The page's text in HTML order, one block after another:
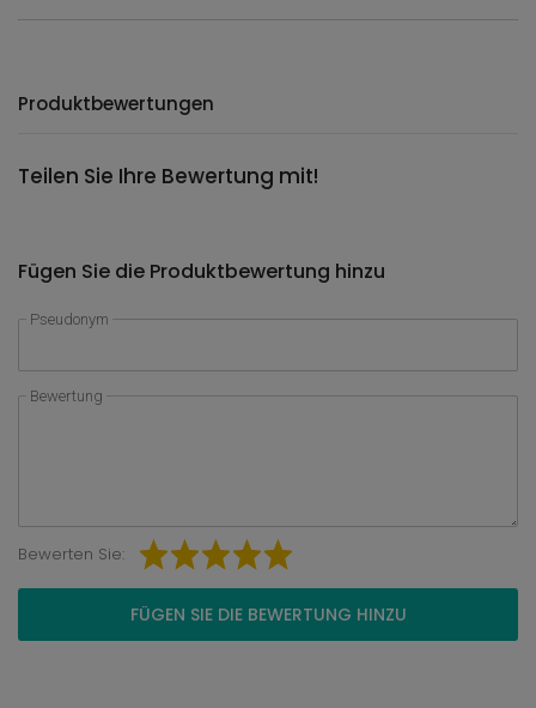
Produktbewertungen
Teilen Sie Ihre Bewertung mit!
Fügen Sie die Produktbewertung hinzu
Pseudonym
Bewertung
Bewerten Sie:
FÜGEN SIE DIE BEWERTUNG HINZU